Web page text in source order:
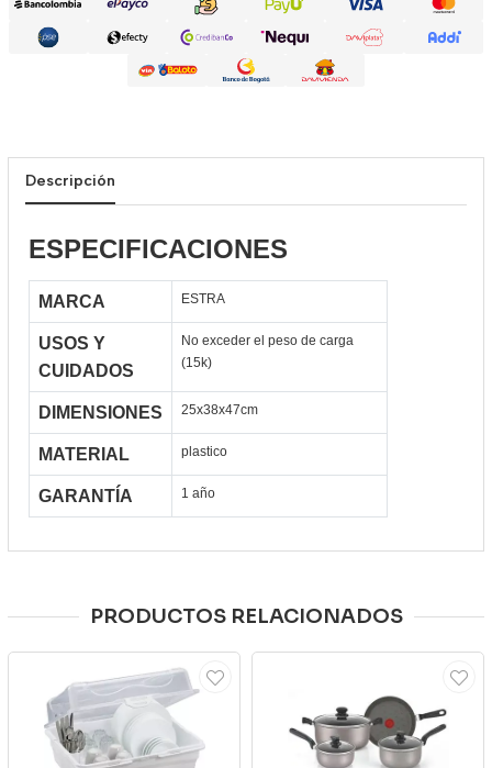
Descripción
ESPECIFICACIONES
MARCA ESTRA
USOS Y
CUIDADOS
No exceder el peso de carga
(15k)
DIMENSIONES 25x38x47cm
MATERIAL plastico
GARANTÍA 1 año
PRODUCTOS RELACIONADOS